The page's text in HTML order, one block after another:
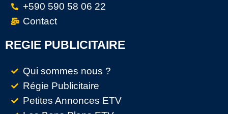
+590 590 58 06 22
Contact
REGIE PUBLICITAIRE
Qui sommes nous ?
Régie Publicitaire
Petites Annonces ETV